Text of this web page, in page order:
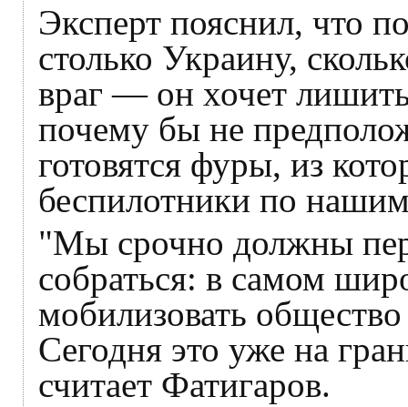
Эксперт пояснил, что
столько Украину,
враг — он хочет
почему бы не
готовятся фуры, из
беспилотники по
"Мы срочно должны
собраться: в самом
мобилизовать общество
Сегодня это уже на
считает Фатигаров.